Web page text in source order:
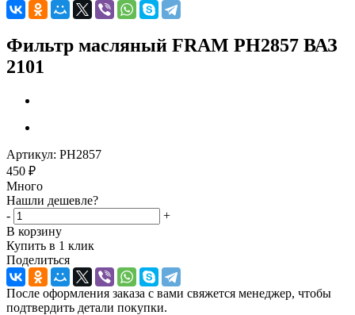
Фильтр масляный FRAM PH2857 ВАЗ
2101
Артикул: PH2857
450 ₽
Много
Нашли дешевле?
-
+
В корзину
Купить в 1 клик
Поделиться
После оформления заказа с вами свяжется менеджер, чтобы
подтвердить детали покупки.